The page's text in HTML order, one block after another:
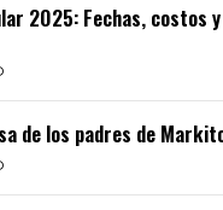
2025: Fechas, costos
de los padres de